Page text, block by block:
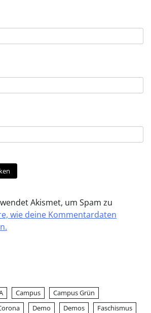
Akismet, um Spam zu
wie deine Kommentardaten
Campus
Campus Grün
Demo Demos
Faschismus